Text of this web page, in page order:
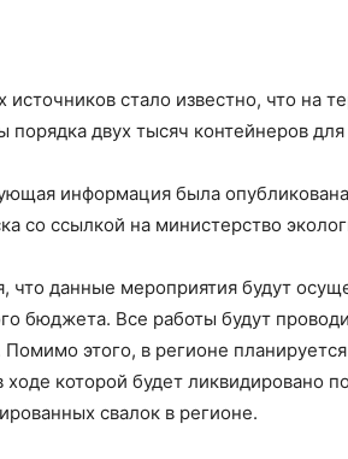
источников стало известно, что на
порядка двух тысяч контейнеров
информация была
со ссылкой на министерство
что данные мероприятия будут
бюджета. Все работы будут
Помимо этого, в регионе
которой будет ликвидировано
свалок в регионе.